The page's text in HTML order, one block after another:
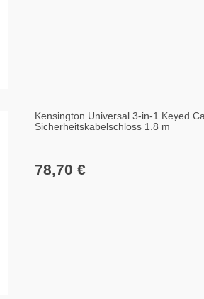
Kensington Universal 3-in-1 Keyed
Sicherheitskabelschloss 1.8 m
78,70 €